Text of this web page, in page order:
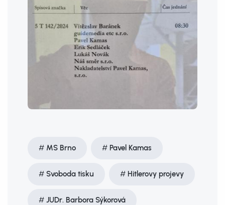
MS Brno Pavel Kamas
Svoboda tisku Hitlerovy projevy
JUDr. Barbora Sýkorová